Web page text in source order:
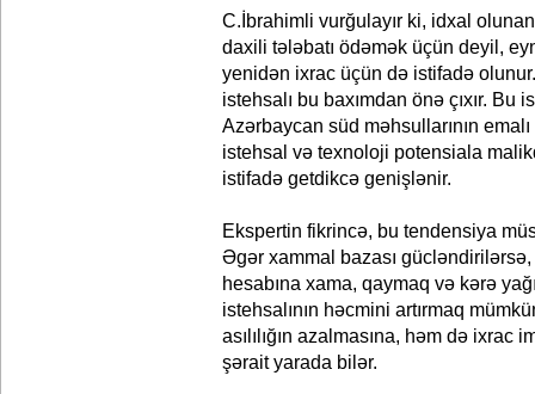
C.İbrahimli vurğulayır ki, idxal
daxili tələbatı ödəmək üçün deyil,
yenidən ixrac üçün də istifadə
istehsalı bu baxımdan önə çıxır. Bu
Azərbaycan süd məhsullarının
istehsal və texnoloji potensiala
istifadə getdikcə genişlənir.
Ekspertin fikrincə, bu tendensiya
Əgər xammal bazası
hesabına xama, qaymaq və kərə
istehsalının həcmini artırmaq
asılılığın azalmasına, həm də ixrac
şərait yarada bilər.